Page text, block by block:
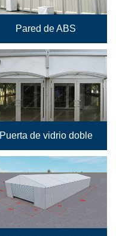
Pared de ABS
Puerta de vidrio doble